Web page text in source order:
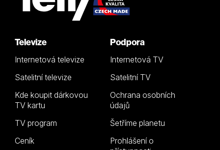
Televize
Internetová televize
Satelitní televize
Kde koupit dárkovou
TV kartu
TV program
Ceník
Podpora
Internetová TV
Satelitní TV
Ochrana osobních
údajů
Šetříme planetu
Prohlášení o